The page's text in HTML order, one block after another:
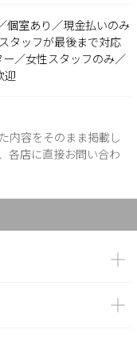
個室あり／現金払いのみ
タッフが最後まで対応
／女性スタッフのみ／
迎
内容をそのまま掲載し
各店に直接お問い合わ